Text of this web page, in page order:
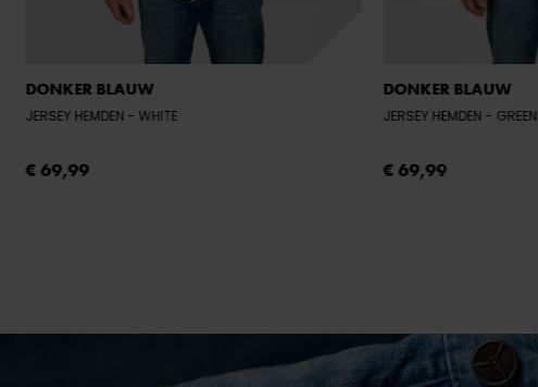
DONKER BLAUW
JERSEY HEMDEN - WHITE
€ 69,99
DONKER BLAUW
JERSEY HEMDEN - GREEN
€ 69,99